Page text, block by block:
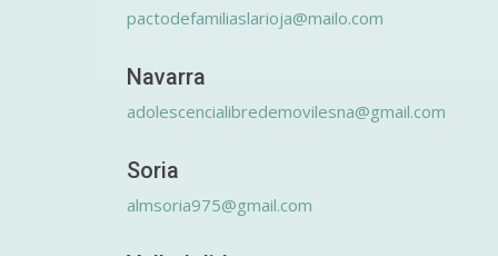
pactodefamiliaslarioja@mailo.com
Navarra
adolescencialibredemovilesna@gmail.com
Soria
almsoria975@gmail.com